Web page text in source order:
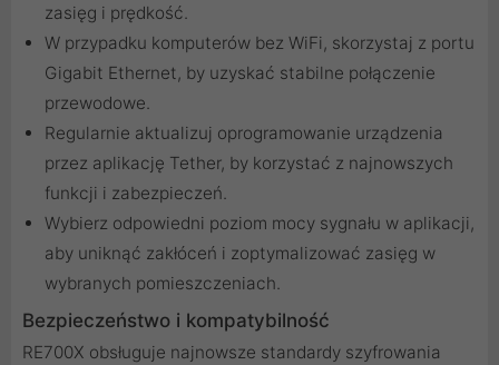
zasięg i prędkość.
W przypadku komputerów bez WiFi, skorzystaj z portu
Gigabit Ethernet, by uzyskać stabilne połączenie
przewodowe.
Regularnie aktualizuj oprogramowanie urządzenia
przez aplikację Tether, by korzystać z najnowszych
funkcji i zabezpieczeń.
Wybierz odpowiedni poziom mocy sygnału w aplikacji,
aby uniknąć zakłóceń i zoptymalizować zasięg w
wybranych pomieszczeniach.
Bezpieczeństwo i kompatybilność
RE700X obsługuje najnowsze standardy szyfrowania